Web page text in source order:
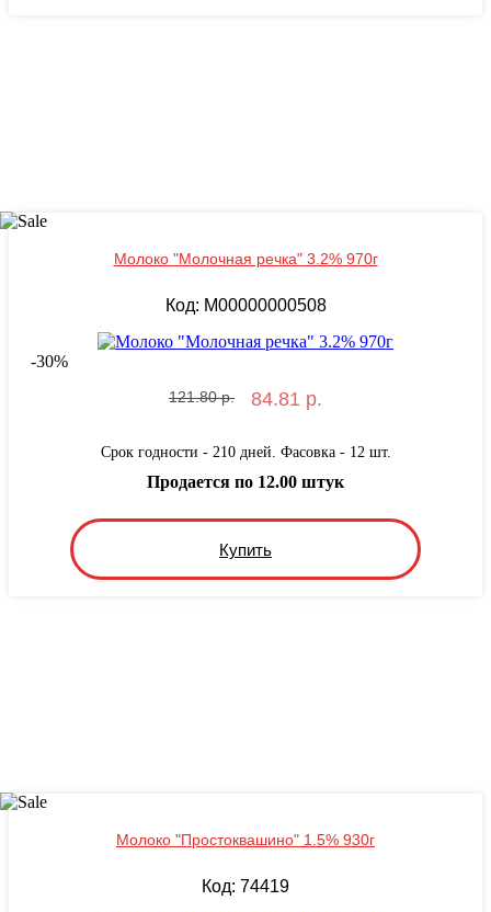
Молоко "Молочная речка" 3.2% 970г
Код: M00000000508
-30%
121.80 р. 84.81 р.
Срок годности - 210 дней. Фасовка - 12 шт.
Купить
Продается по 12.00 штук
Молоко "Простоквашино" 1.5% 930г
Код: 74419